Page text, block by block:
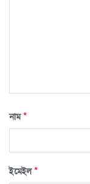
নাম*
ইমেইল*